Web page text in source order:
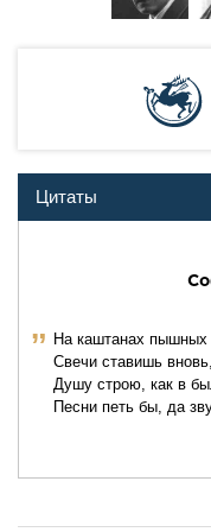
Цитаты
ˮ На каштанах
Свечи ставишь
Душу строю, как в
Песни петь бы, да